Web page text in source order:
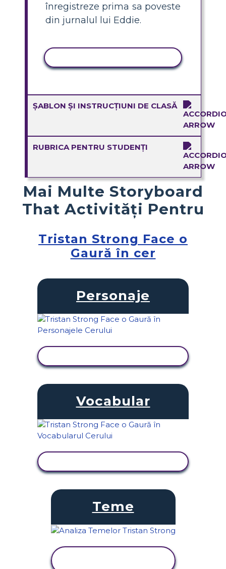
înregistreze prima sa poveste
din jurnalul lui Eddie.
ȘABLON ȘI INSTRUCȚIUNI DE CLASĂ
RUBRICA PENTRU STUDENȚI
Mai Multe Storyboard
That Activități Pentru
Tristan Strong Face o
Gaură în cer
Personaje
Vocabular
Teme